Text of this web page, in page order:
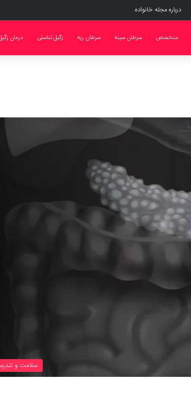
درباره مجله خانواده
متخصص سرطان سینه سرطان ریه زگیل تناسلی درمان
سلامت و